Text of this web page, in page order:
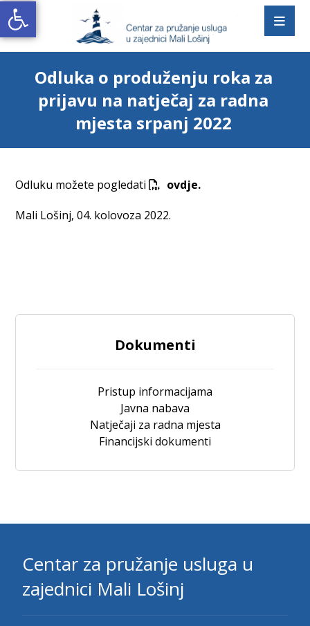
Open toolbar
Odluka o produženju roka za
prijavu na natječaj za radna
mjesta srpanj 2022
Odluku možete pogledati
ovdje.
Mali Lošinj, 04. kolovoza 2022.
Dokumenti
Pristup informacijama
Javna nabava
Natječaji za radna mjesta
Financijski dokumenti
Centar za pružanje usluga u
zajednici Mali Lošinj